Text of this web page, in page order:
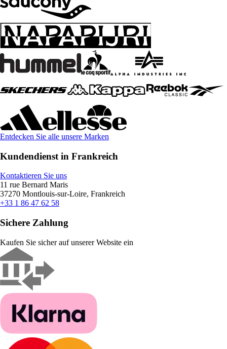
Entdecken Sie alle unsere Marken
Kundendienst in Frankreich
Kontaktieren Sie uns
11 rue Bernard Maris
37270 Montlouis-sur-Loire, Frankreich
+33 1 86 47 62 58
Sichere Zahlung
Kaufen Sie sicher auf unserer Website ein